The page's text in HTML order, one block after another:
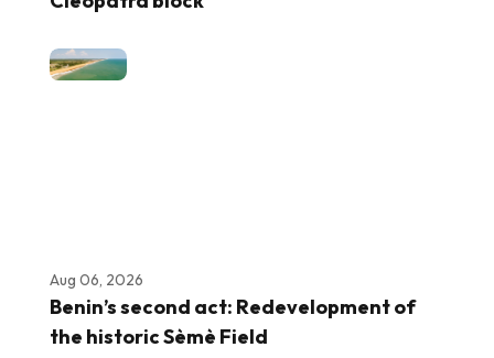
Aug 06, 2026
Benin’s second act: Redevelopment of
the historic Sèmè Field